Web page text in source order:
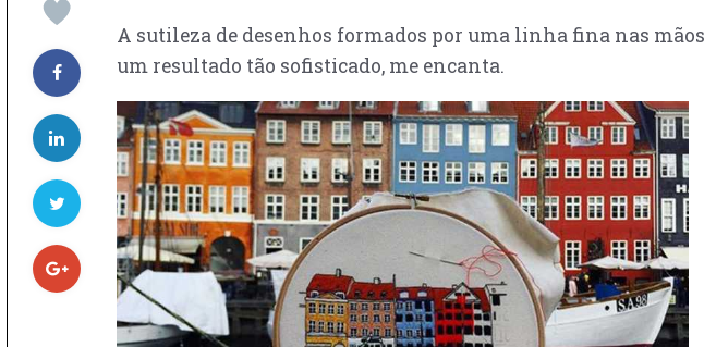
A sutileza de desenhos formados por uma linha fina nas
um resultado tão sofisticado, me encanta.